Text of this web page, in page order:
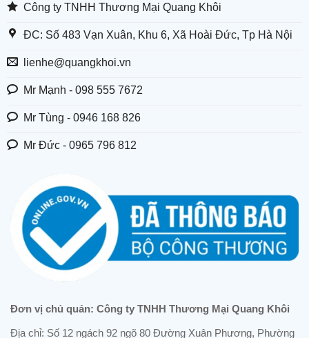
Công ty TNHH Thương Mại Quang Khôi
ĐC: Số 483 Vạn Xuân, Khu 6, Xã Hoài Đức, Tp Hà Nội
lienhe@quangkhoi.vn
Mr Mạnh - 098 555 7672
Mr Tùng - 0946 168 826
Mr Đức - 0965 796 812
Đơn vị chủ quản: Công ty TNHH Thương Mại Quang Khôi
Địa chỉ: Số 12 ngách 92 ngõ 80 Đường Xuân Phương, Phường